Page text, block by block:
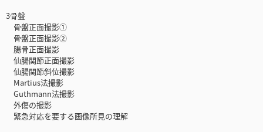
3骨盤
骨盤正面撮影①
骨盤正面撮影②
腸骨正面撮影
仙腸関節正面撮影
仙腸関節斜位撮影
Martius法撮影
Guthmann法撮影
外傷の撮影
緊急対応を要する画像所見の理解